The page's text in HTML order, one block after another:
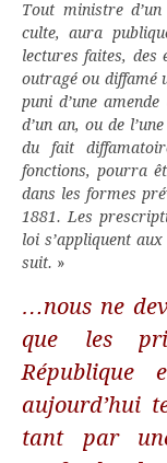
Tout ministre
culte, aura
lectures faites, des
outragé ou diffamé
puni d’une
d’un an, ou de
du fait
fonctions, pourra
dans les formes
1881. Les
loi s’appliquent
suit. »
…nous ne
que les
aujourd’hui
tant par